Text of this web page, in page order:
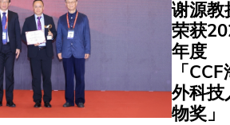
验室」
（联合
实验
室）。
双方将
围绕智
谢源教
荣获
年度
「
外科技
物奖」